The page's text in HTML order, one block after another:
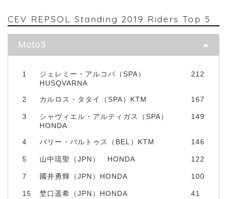
CEV REPSOL Standing 2019 Riders Top 5
Moto3
1
ジェレミー・アルコバ（SPA）
HUSQVARNA
212
2 カルロス・タタイ（SPA）KTM 167
3
シャヴィエル・アルティガス（SPA）
HONDA
149
4 バリー・バルトゥス（BEL）KTM 146
5 山中琉聖（JPN） HONDA 122
7 國井勇輝（JPN）HONDA 100
15 埜口遥希（JPN）HONDA 41